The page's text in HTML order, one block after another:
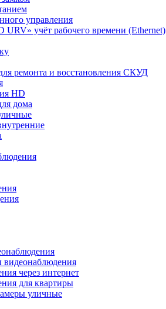
управления
учёт рабочего времени (Ethernet)
ремонта и восстановления СКУД
HD
дома
видеонаблюдения
через интернет
для квартиры
уличные